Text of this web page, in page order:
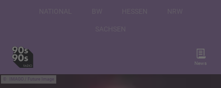
News
IMAGO / Future Image